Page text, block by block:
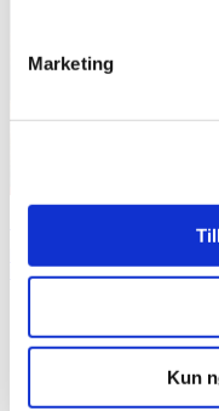
Marketing
Kun
Blog
I dag er det præcis en
en uge siden at jeg, for...